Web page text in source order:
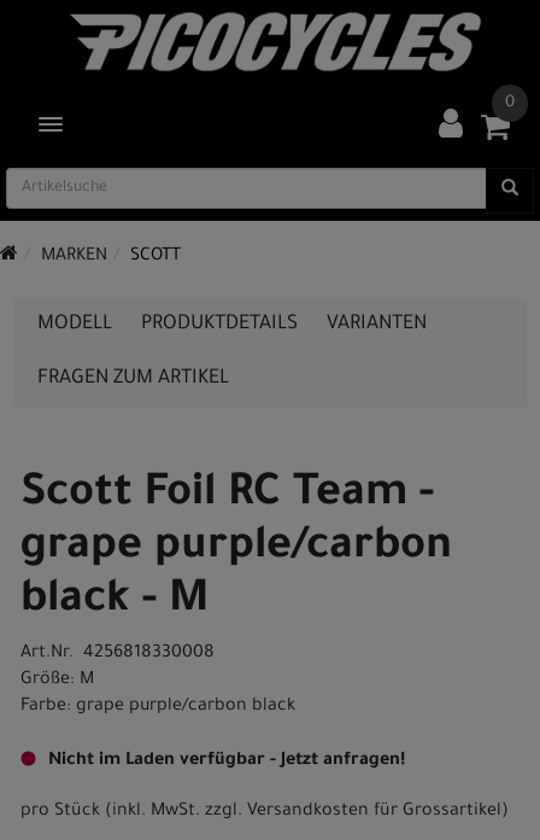
TOGGLE NAVIGATION
0
MARKEN SCOTT
MODELL PRODUKTDETAILS VARIANTEN
FRAGEN ZUM ARTIKEL
Scott Foil RC Team -
grape purple/carbon
black - M
Art.Nr. 4256818330008
Größe: M
Farbe: grape purple/carbon black
Nicht im Laden verfügbar - Jetzt anfragen!
pro Stück (inkl. MwSt. zzgl. Versandkosten für Grossartikel)